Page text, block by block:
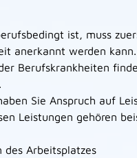
ist, muss
anerkannt werden
Berufskrankheiten
Sie Anspruch auf
Leistungen gehören
Arbeitsplatzes